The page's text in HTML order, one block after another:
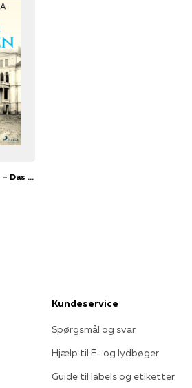
Wolf unter Wölfen, Teil 2 – Das Land in Brand
Kundeservice
Spørgsmål og svar
Hjælp til E- og lydbøger
Guide til labels og etiketter